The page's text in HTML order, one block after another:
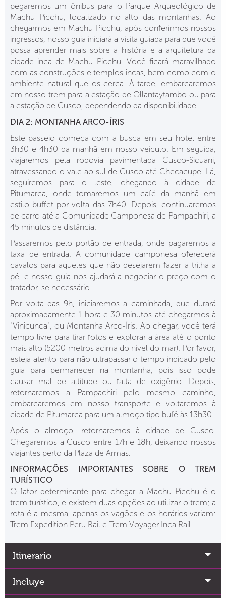
pegaremos um ônibus para o Parque Arqueológico de
Machu Picchu, localizado no alto das montanhas. Ao
chegarmos em Machu Picchu, após conferirmos nossos
ingressos, nosso guia iniciará a visita guiada para que você
possa aprender mais sobre a história e a arquitetura da
cidade inca de Machu Picchu. Você ficará maravilhado
com as construções e templos incas, bem como com o
ambiente natural que os cerca. À tarde, embarcaremos
em nosso trem para a estação de Ollantaytambo ou para
a estação de Cusco, dependendo da disponibilidade.
DIA 2: MONTANHA ARCO-ÍRIS
Este passeio começa com a busca em seu hotel entre
3h30 e 4h30 da manhã em nosso veículo. Em seguida,
viajaremos pela rodovia pavimentada Cusco-Sicuani,
atravessando o vale ao sul de Cusco até Checacupe. Lá,
seguiremos para o leste, chegando à cidade de
Pitumarca, onde tomaremos um café da manhã em
estilo buffet por volta das 7h40. Depois, continuaremos
de carro até a Comunidade Camponesa de Pampachiri, a
45 minutos de distância.
Passaremos pelo portão de entrada, onde pagaremos a
taxa de entrada. A comunidade camponesa oferecerá
cavalos para aqueles que não desejarem fazer a trilha a
pé, e nosso guia nos ajudará a negociar o preço com o
tratador, se necessário.
Por volta das 9h, iniciaremos a caminhada, que durará
aproximadamente 1 hora e 30 minutos até chegarmos à
“Vinicunca”, ou Montanha Arco-Íris. Ao chegar, você terá
tempo livre para tirar fotos e explorar a área até o ponto
mais alto (5200 metros acima do nível do mar). Por favor,
esteja atento para não ultrapassar o tempo indicado pelo
guia para permanecer na montanha, pois isso pode
causar mal de altitude ou falta de oxigênio. Depois,
retornaremos a Pampachiri pelo mesmo caminho,
embarcaremos em nosso transporte e voltaremos à
cidade de Pitumarca para um almoço tipo bufê às 13h30.
Após o almoço, retornaremos à cidade de Cusco.
Chegaremos a Cusco entre 17h e 18h, deixando nossos
viajantes perto da Plaza de Armas.
INFORMAÇÕES IMPORTANTES SOBRE O TREM
TURÍSTICO
O fator determinante para chegar a Machu Picchu é o
trem turístico, e existem duas opções ao utilizar o trem; a
rota é a mesma, apenas os vagões e os horários variam:
Trem Expedition Peru Rail e Trem Voyager Inca Rail.
Itinerario
Incluye